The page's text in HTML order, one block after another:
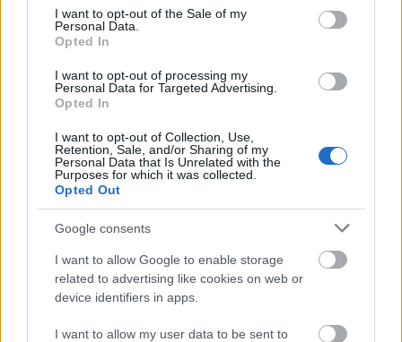
consent section.
I want to opt-out of the Sale of my
Personal Data.
Opted In
I want to opt-out of processing my
Personal Data for Targeted Advertising.
Opted In
I want to opt-out of Collection, Use,
Retention, Sale, and/or Sharing of my
Personal Data that Is Unrelated with the
Purposes for which it was collected.
Opted Out
Google consents
I want to allow Google to enable storage
related to advertising like cookies on web or
device identifiers in apps.
I want to allow my user data to be sent to
Az Arnault család egyébkéntInstagramon
jelentette
be a segítséget:
A nemzeti tragédia okán az Arnault család
és az LVMH Csoport megígéri, hogy
támogatni fogja a #NotreDame-ot.
Összesen 200 millió eurót adományoznak a